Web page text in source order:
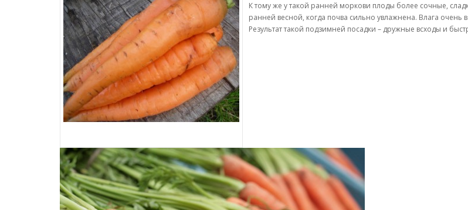
К тому же у такой ранней моркови плоды более сочные,
ранней весной, когда почва сильно увлажнена. Влага очень
Результат такой подзимней посадки – дружные всходы и